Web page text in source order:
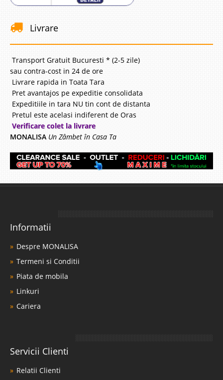
Livrare
Transport Gratuit Bucuresti * (2-5 zile)
sau contra-cost in 24 de ore
Livrare rapida in Toata Tara
Pret avantajos pe expeditie consolidata
Expeditiile in tara NU tin cont de distanta
Pretul este acelasi indiferent de Oras
Verificare colet la livrare
MONALISA Un Zâmbet în Casa Ta
Informatii
Despre MONALISA
Termeni si Conditii
Piata de mobila
Linkuri
Cariera
Servicii Clienti
Relatii Clienti